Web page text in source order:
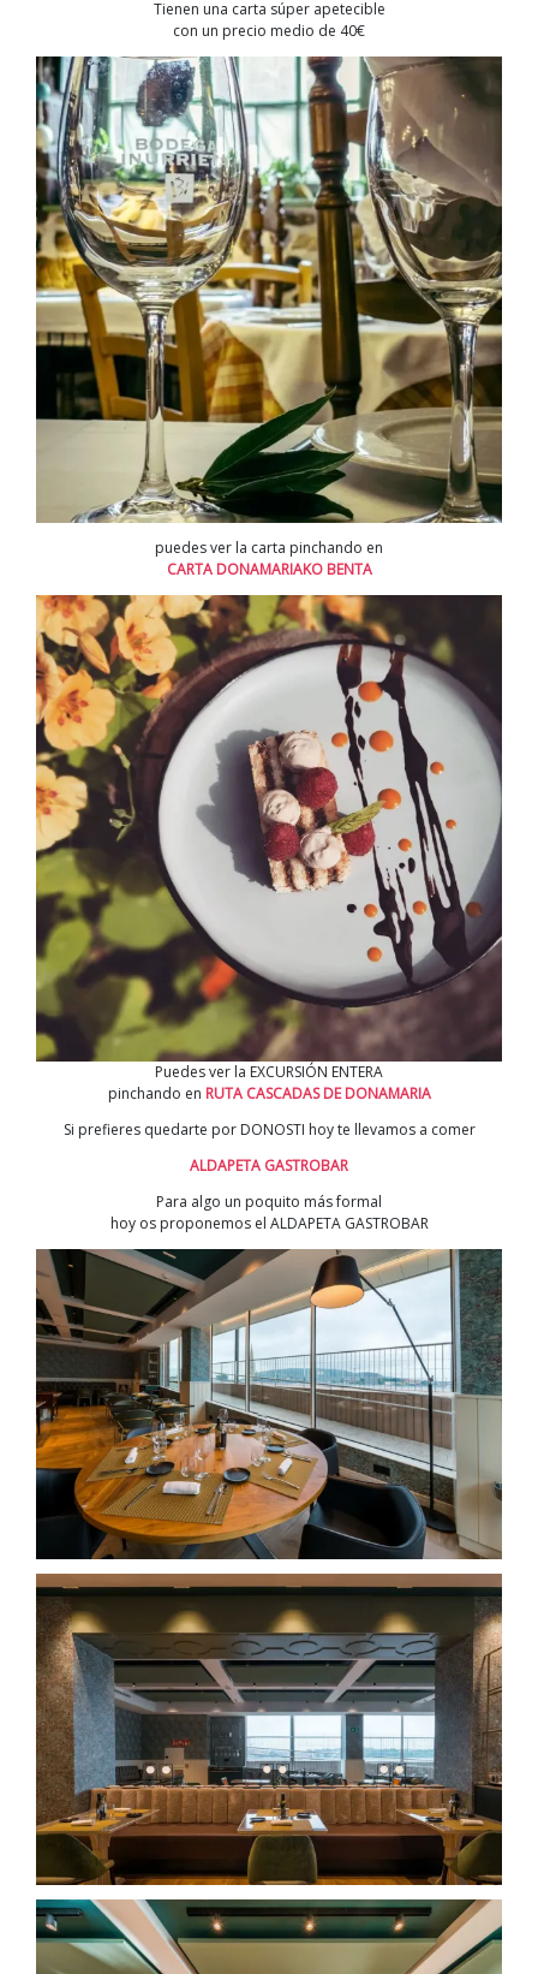
Tienen una carta súper apetecible
con un precio medio de 40€
puedes ver la carta pinchando en
CARTA DONAMARIAKO BENTA
Puedes ver la EXCURSIÓN ENTERA
pinchando en RUTA CASCADAS DE DONAMARIA
Si prefieres quedarte por DONOSTI hoy te llevamos a comer
ALDAPETA GASTROBAR
Para algo un poquito más formal
hoy os proponemos el ALDAPETA GASTROBAR